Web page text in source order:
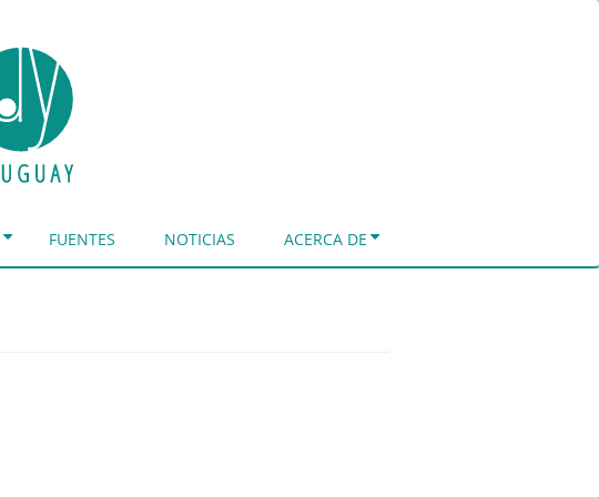
FUENTES NOTICIAS ACERCA DE